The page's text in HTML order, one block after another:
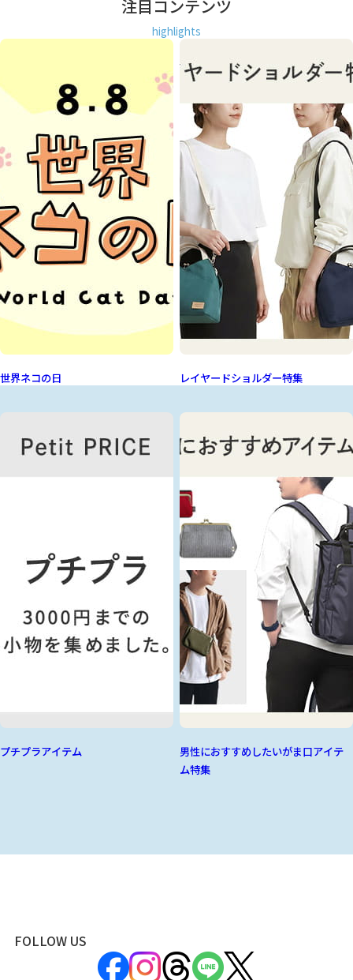
注目コンテンツ
highlights
世界ネコの日 レイヤードショルダー特集
プチプラアイテム
男性におすすめしたいがま口アイテ
ム特集
FOLLOW US